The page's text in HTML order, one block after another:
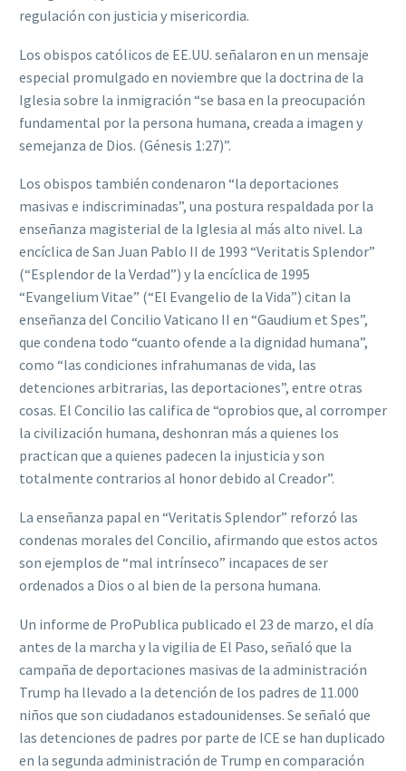
regulación con justicia y misericordia.
Los obispos católicos de EE.UU. señalaron en un mensaje
especial promulgado en noviembre que la doctrina de la
Iglesia sobre la inmigración “se basa en la preocupación
fundamental por la persona humana, creada a imagen y
semejanza de Dios. (Génesis 1:27)”.
Los obispos también condenaron “la deportaciones
masivas e indiscriminadas”, una postura respaldada por la
enseñanza magisterial de la Iglesia al más alto nivel. La
encíclica de San Juan Pablo II de 1993 “Veritatis Splendor”
(“Esplendor de la Verdad”) y la encíclica de 1995
“Evangelium Vitae” (“El Evangelio de la Vida”) citan la
enseñanza del Concilio Vaticano II en “Gaudium et Spes”,
que condena todo “cuanto ofende a la dignidad humana”,
como “las condiciones infrahumanas de vida, las
detenciones arbitrarias, las deportaciones”, entre otras
cosas. El Concilio las califica de “oprobios que, al corromper
la civilización humana, deshonran más a quienes los
practican que a quienes padecen la injusticia y son
totalmente contrarios al honor debido al Creador”.
La enseñanza papal en “Veritatis Splendor” reforzó las
condenas morales del Concilio, afirmando que estos actos
son ejemplos de “mal intrínseco” incapaces de ser
ordenados a Dios o al bien de la persona humana.
Un informe de ProPublica publicado el 23 de marzo, el día
antes de la marcha y la vigilia de El Paso, señaló que la
campaña de deportaciones masivas de la administración
Trump ha llevado a la detención de los padres de 11.000
niños que son ciudadanos estadounidenses. Se señaló que
las detenciones de padres por parte de ICE se han duplicado
en la segunda administración de Trump en comparación